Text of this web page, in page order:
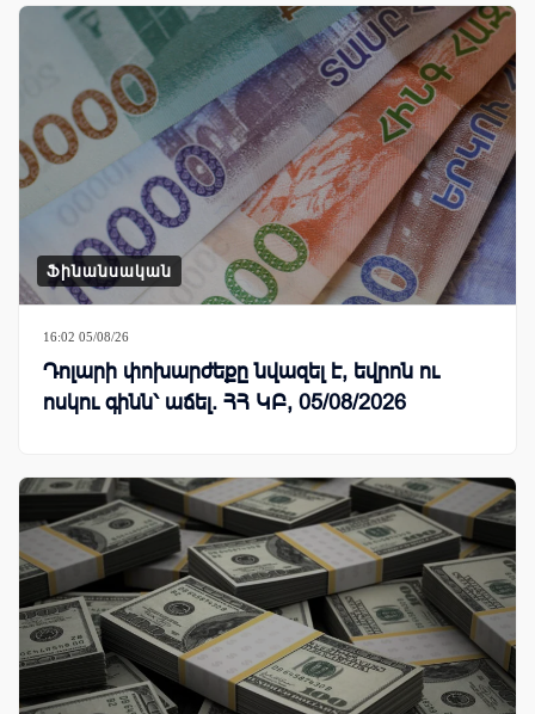
Ֆինանսական
16:02 05/08/26
Դոլարի փոխարժեքը նվազել է, եվրոն ու
ոսկու գինն՝ աճել. ՀՀ ԿԲ, 05/08/2026